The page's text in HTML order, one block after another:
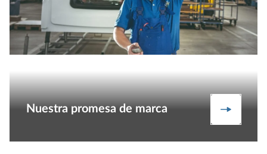
Nuestra promesa de marca Una